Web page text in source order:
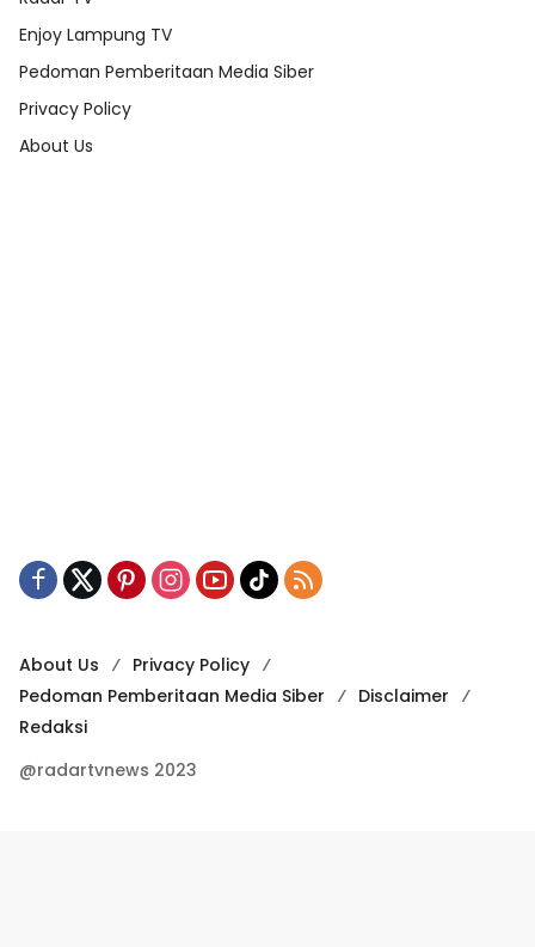
Enjoy Lampung TV
Pedoman Pemberitaan Media Siber
Privacy Policy
About Us
About Us
Privacy Policy
Pedoman Pemberitaan Media Siber
Disclaimer
Redaksi
@radartvnews 2023